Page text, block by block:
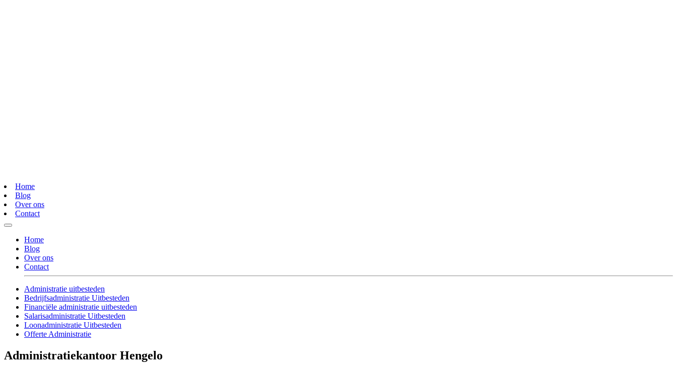
Home
Blog
Over ons
Contact
Home
Blog
Over ons
Contact
Administratie uitbesteden
Bedrijfsadministratie Uitbesteden
Financiële administratie uitbesteden
Salarisadministratie Uitbesteden
Loonadministratie Uitbesteden
Offerte Administratie
Administratiekantoor Hengelo